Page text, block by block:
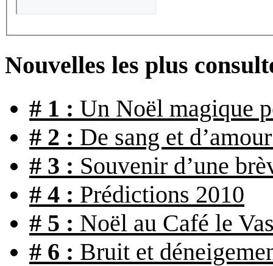
Nouvelles les plus
# 1 : Un Noël magique
# 2 : De sang et
# 3 : Souvenir d’une
# 4 : Prédictions 2010
# 5 : Noël au Café le
# 6 : Bruit et